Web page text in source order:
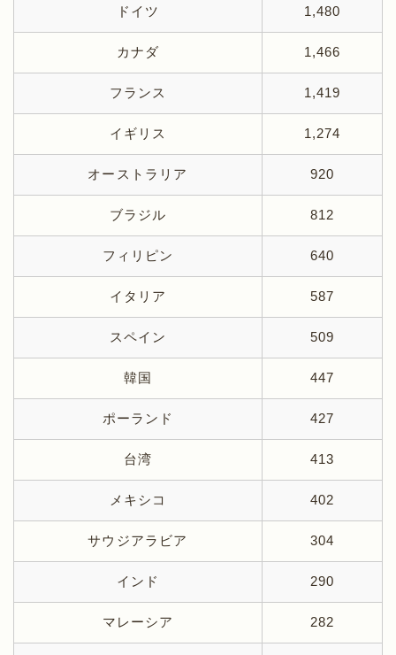
ドイツ 1,480
カナダ 1,466
フランス 1,419
イギリス 1,274
オーストラリア 920
ブラジル 812
フィリピン 640
イタリア 587
スペイン 509
韓国 447
ポーランド 427
台湾 413
メキシコ 402
サウジアラビア 304
インド 290
マレーシア 282